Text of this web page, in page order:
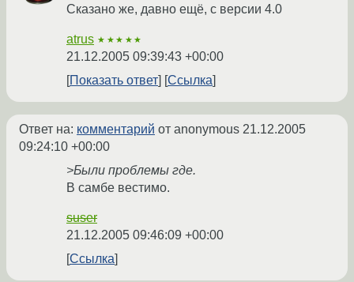
Сказано же, давно ещё, с версии 4.0
atrus ★★★★★
21.12.2005 09:39:43 +00:00
Показать ответ
Ссылка
Ответ на: комментарий от anonymous 21.12.2005
09:24:10 +00:00
>Были проблемы где.
В самбе вестимо.
suser
21.12.2005 09:46:09 +00:00
Ссылка